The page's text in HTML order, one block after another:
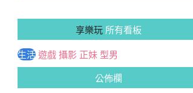
享樂玩所有看板
生活遊戲攝影 正妹 型男
公佈欄